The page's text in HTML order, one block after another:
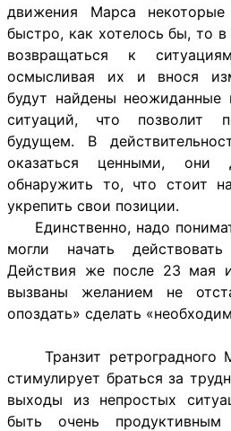
движения Марса
быстро, как хотелось бы, то
возвращаться к
осмысливая их и внося
будут найдены
ситуаций, что позволит
будущем. В
оказаться ценными, они
обнаружить то, что стоит
укрепить свои позиции.
Единственно, надо
могли начать
Действия же после 23 мая
вызваны желанием не
опоздать» сделать
Транзит ретроградного
стимулирует браться за
выходы из непростых
быть очень